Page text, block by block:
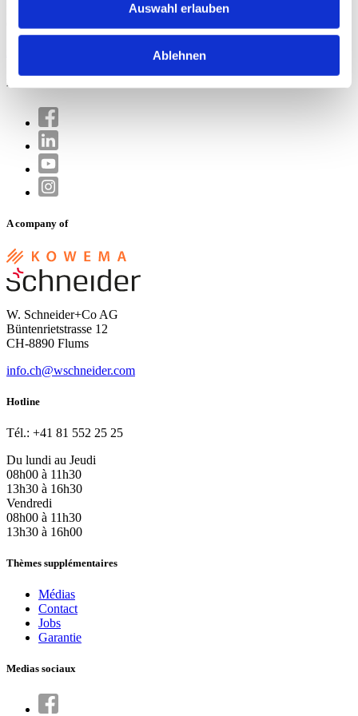
Auswahl erlauben
Ablehnen
CH-8890 Flums
Medias sociaux
A company of
W. Schneider+Co AG
Büntenrietstrasse 12
CH-8890 Flums
info.ch@wschneider.com
Hotline
Tél.: +41 81 552 25 25
Du lundi au Jeudi
08h00 à 11h30
13h30 à 16h30
Vendredi
08h00 à 11h30
13h30 à 16h00
Thèmes supplémentaires
Médias
Contact
Jobs
Garantie
Medias sociaux